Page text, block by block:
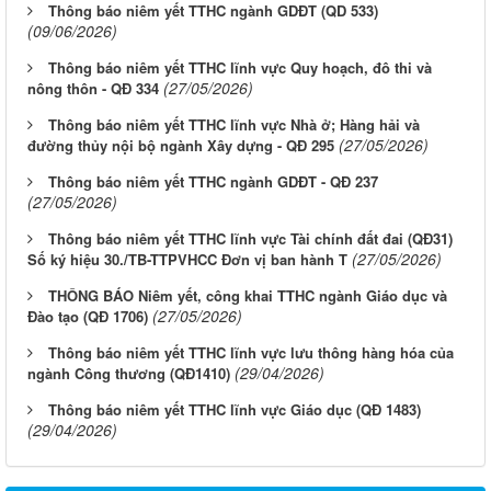
Thông báo niêm yết TTHC ngành GDĐT (QD 533)
(09/06/2026)
Thông báo niêm yết TTHC lĩnh vực Quy hoạch, đô thi và
nông thôn - QĐ 334 (27/05/2026)
Thông báo niêm yết TTHC lĩnh vực Nhà ở; Hàng hải và
đường thủy nội bộ ngành Xây dựng - QĐ 295 (27/05/2026)
Thông báo niêm yết TTHC ngành GDĐT - QĐ 237
(27/05/2026)
Thông báo niêm yết TTHC lĩnh vực Tài chính đất đai (QĐ31)
Số ký hiệu 30./TB-TTPVHCC Đơn vị ban hành T (27/05/2026)
THÔNG BÁO Niêm yết, công khai TTHC ngành Giáo dục và
Đào tạo (QĐ 1706) (27/05/2026)
Thông báo niêm yết TTHC lĩnh vực lưu thông hàng hóa của
ngành Công thương (QĐ1410) (29/04/2026)
Thông báo niêm yết TTHC lĩnh vực Giáo dục (QĐ 1483)
(29/04/2026)